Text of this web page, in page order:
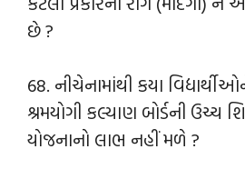
છે ?
68. નીચેનામાંથી કયા
શ્રમયોગી કલ્યાણ બોર્ડની ઉચ્ચ
યોજનાનો લાભ નહીં મળે ?